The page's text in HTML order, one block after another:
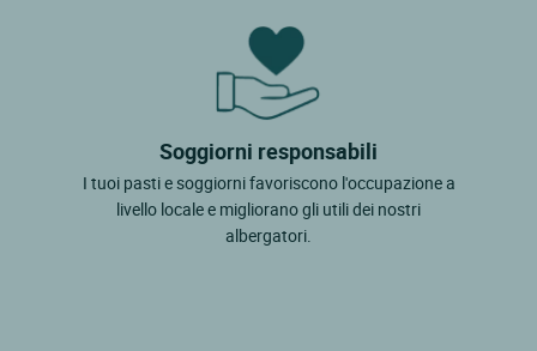
Soggiorni responsabili
I tuoi pasti e soggiorni favoriscono l'occupazione a
livello locale e migliorano gli utili dei nostri
albergatori.